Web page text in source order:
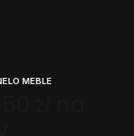
MEBLE